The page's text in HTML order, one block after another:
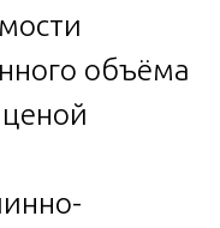
объёма